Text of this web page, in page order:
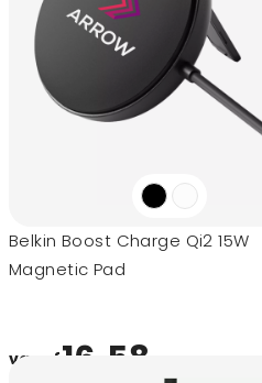
Belkin Boost Charge Qi2 15W
Magnetic Pad
vanaf16,58